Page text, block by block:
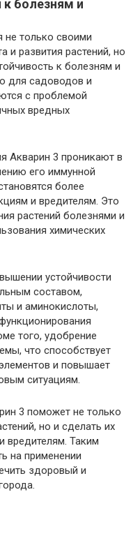
болезням и
не только своими
и развития растений, но
к болезням и
для садоводов и
с проблемой
вредных
Акварин 3 проникают в
его иммунной
более
и вредителям. Это
растений болезнями и
химических
устойчивости
составом,
и аминокислоты,
того, удобрение
что способствует
и повышает
ситуациям.
3 поможет не только
но и сделать их
вредителям. Таким
на применении
здоровый и